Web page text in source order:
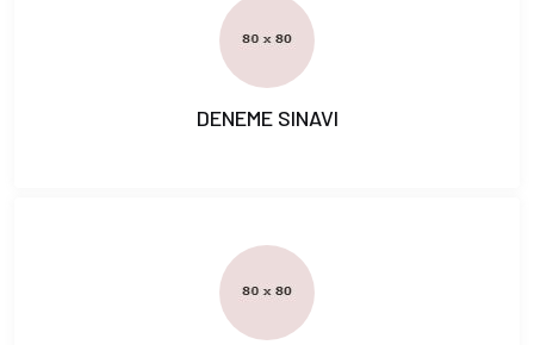
DENEME SINAVI